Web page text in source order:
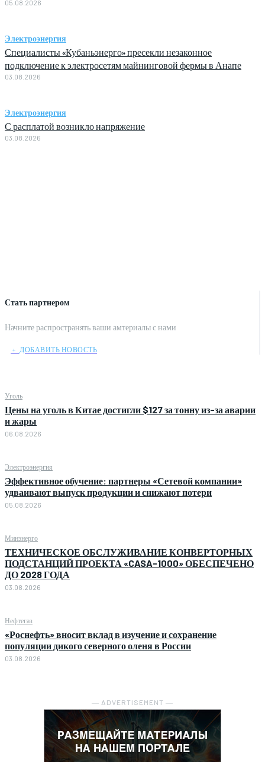
Стать партнером
Начните распространять ваши амтериалы с нами
﹢ ДОБАВИТЬ НОВОСТЬ
Уголь
Цены на уголь в Китае достигли $127 за тонну из-за аварии
и жары
06.08.2026
Электроэнергия
Эффективное обучение: партнеры «Сетевой компании»
удваивают выпуск продукции и снижают потери
05.08.2026
Минэнерго
ТЕХНИЧЕСКОЕ ОБСЛУЖИВАНИЕ КОНВЕРТОРНЫХ
ПОДСТАНЦИЙ ПРОЕКТА «CASA-1000» ОБЕСПЕЧЕНО
ДО 2028 ГОДА
03.08.2026
Нефтегаз
«Роснефть» вносит вклад в изучение и сохранение
популяции дикого северного оленя в России
03.08.2026
― ADVERTISEMENT ―
05.08.2026
Электроэнергия
Специалисты «Кубаньэнерго» пресекли незаконное
подключение к электросетям майнинговой фермы в Анапе
03.08.2026
Электроэнергия
С расплатой возникло напряжение
03.08.2026